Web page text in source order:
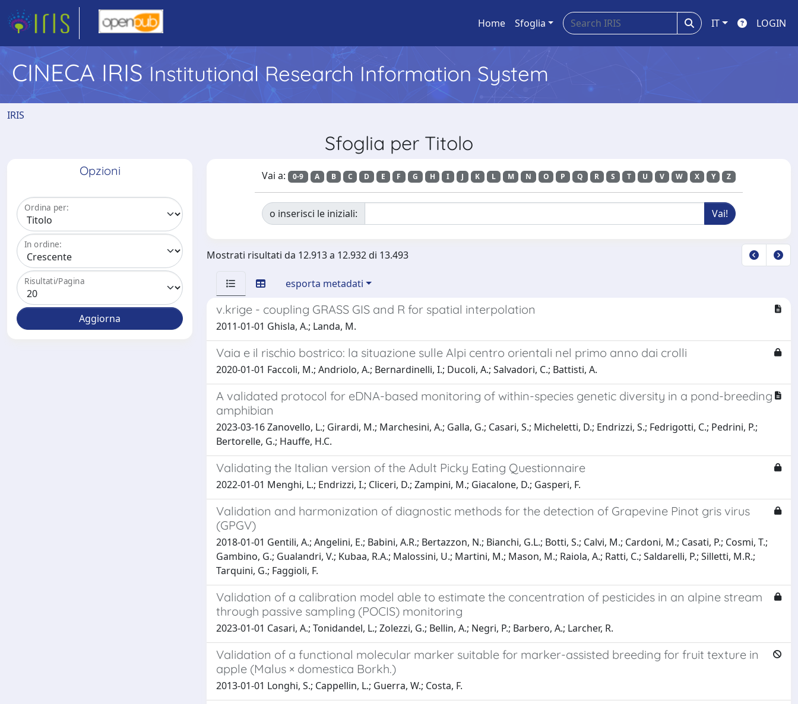
Home Sfoglia IT LOGIN
CINECA IRIS Institutional Research Information System
IRIS
Sfoglia per Titolo
Opzioni
Ordina per:
In ordine:
Risultati/Pagina
Vai a: 0-9 A B C D E F G H I J K L M N O P Q R S T U V W X Y Z
o inserisci le iniziali:
Mostrati risultati da 12.913 a 12.932 di 13.493
esporta metadati
v.krige - coupling GRASS GIS and R for spatial interpolation
2011-01-01 Ghisla, A.; Landa, M.
Vaia e il rischio bostrico: la situazione sulle Alpi centro orientali nel primo anno dai crolli
2020-01-01 Faccoli, M.; Andriolo, A.; Bernardinelli, I.; Ducoli, A.; Salvadori, C.; Battisti, A.
A validated protocol for eDNA-based monitoring of within-species genetic diversity in a pond-breeding
amphibian
2023-03-16 Zanovello, L.; Girardi, M.; Marchesini, A.; Galla, G.; Casari, S.; Micheletti, D.; Endrizzi, S.; Fedrigotti, C.; Pedrini, P.;
Bertorelle, G.; Hauffe, H.C.
Validating the Italian version of the Adult Picky Eating Questionnaire
2022-01-01 Menghi, L.; Endrizzi, I.; Cliceri, D.; Zampini, M.; Giacalone, D.; Gasperi, F.
Validation and harmonization of diagnostic methods for the detection of Grapevine Pinot gris virus
(GPGV)
2018-01-01 Gentili, A.; Angelini, E.; Babini, A.R.; Bertazzon, N.; Bianchi, G.L.; Botti, S.; Calvi, M.; Cardoni, M.; Casati, P.; Cosmi, T.;
Gambino, G.; Gualandri, V.; Kubaa, R.A.; Malossini, U.; Martini, M.; Mason, M.; Raiola, A.; Ratti, C.; Saldarelli, P.; Silletti, M.R.;
Tarquini, G.; Faggioli, F.
Validation of a calibration model able to estimate the concentration of pesticides in an alpine stream
through passive sampling (POCIS) monitoring
2023-01-01 Casari, A.; Tonidandel, L.; Zolezzi, G.; Bellin, A.; Negri, P.; Barbero, A.; Larcher, R.
Validation of a functional molecular marker suitable for marker-assisted breeding for fruit texture in
apple (Malus × domestica Borkh.)
2013-01-01 Longhi, S.; Cappellin, L.; Guerra, W.; Costa, F.